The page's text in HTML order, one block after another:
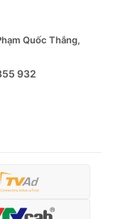
Quốc Thắng,
932